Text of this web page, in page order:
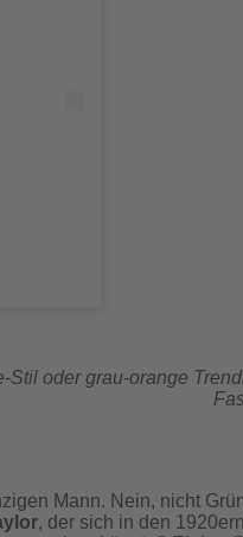
oder grau-orange
Mann. Nein, nicht
, der sich in den